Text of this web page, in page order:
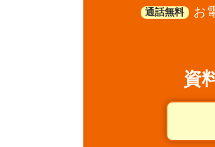
通話無料 お
資